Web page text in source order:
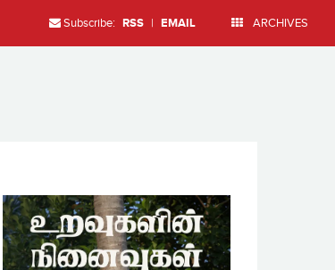
Subscribe: RSS | EMAIL ARCHIVES